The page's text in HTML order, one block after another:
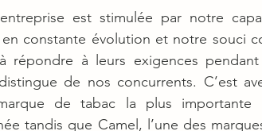
est stimulée par notre
constante évolution et notre souci
répondre à leurs exigences pendant
de nos concurrents. C’est
de tabac la plus importante
tandis que Camel, l’une des